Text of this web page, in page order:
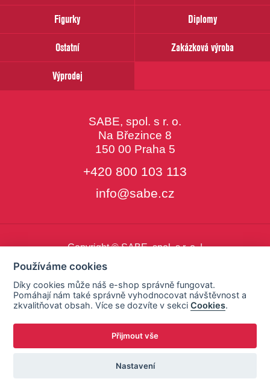
email
Figurky
Diplomy
Ostatní
Zakázková výroba
Výprodej
SABE, spol. s r. o.
Na Březince 8
150 00 Praha 5
+420 800 103 113
info@sabe.cz
Copyright © SABE, spol. s r. o. |
Používáme cookies
Díky cookies může náš e-shop správně fungovat.
Pomáhají nám také správně vyhodnocovat návštěvnost a
zkvalitňovat obsah. Více se dozvíte v sekciCookies.
Přijmout vše
Nastavení